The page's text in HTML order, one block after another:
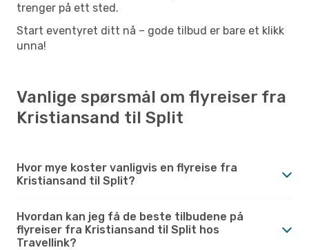
trenger på ett sted.
Start eventyret ditt nå – gode tilbud er bare et klikk
unna!
Vanlige spørsmål om flyreiser fra
Kristiansand til Split
Hvor mye koster vanligvis en flyreise fra
Kristiansand til Split?
Hvordan kan jeg få de beste tilbudene på
flyreiser fra Kristiansand til Split hos
Travellink?